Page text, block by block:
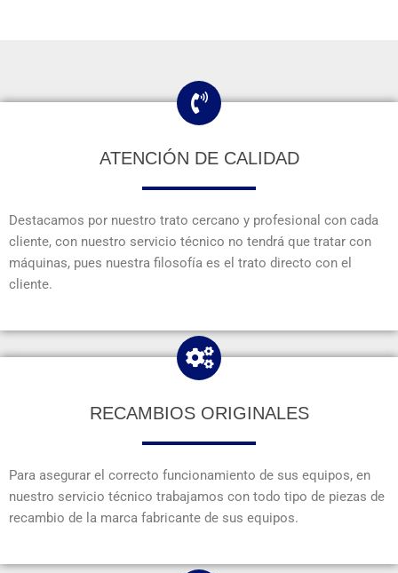
ATENCIÓN DE CALIDAD
Destacamos por nuestro trato cercano y profesional con cada
cliente, con nuestro servicio técnico no tendrá que tratar con
máquinas, pues nuestra filosofía es el trato directo con el
cliente.
RECAMBIOS ORIGINALES
Para asegurar el correcto funcionamiento de sus equipos, en
nuestro servicio técnico trabajamos con todo tipo de piezas de
recambio de la marca fabricante de sus equipos.